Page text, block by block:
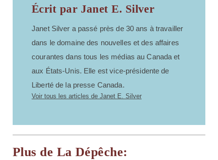
Écrit par Janet E. Silver
Janet Silver a passé près de 30 ans à travailler
dans le domaine des nouvelles et des affaires
courantes dans tous les médias au Canada et
aux États-Unis. Elle est vice-présidente de
Liberté de la presse Canada.
Voir tous les articles de Janet E. Silver
Plus de La Dépêche: